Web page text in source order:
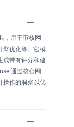
，用于审核网
擎优化等。它模
成带有评分和建
通过核心网
操作的洞察以优